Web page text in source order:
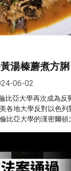
湯榛蘑煮方脷
06-02
比亞大學再次成為反
各地大學反對以色
比亞大學的漢密爾頓